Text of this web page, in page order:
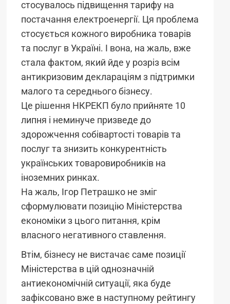
стосувалось підвищення тарифу на
постачання електроенергії. Ця проблема
стосується кожного виробника товарів
та послуг в Україні. І вона, на жаль, вже
стала фактом, який йде у розріз всім
антикризовим деклараціям з підтримки
малого та середнього бізнесу.
Це рішення НКРЕКП було прийняте 10
липня і неминуче призведе до
здорожчення собівартості товарів та
послуг та знизить конкурентність
українських товаровиробників на
іноземних ринках.
На жаль, Ігор Петрашко не зміг
сформулювати позицію Міністерства
економіки з цього питання, крім
власного негативного ставлення.
Втім, бізнесу не вистачає саме позиції
Міністерства в цій однозначній
антиекономічній ситуації, яка буде
зафіксовано вже в наступному рейтингу